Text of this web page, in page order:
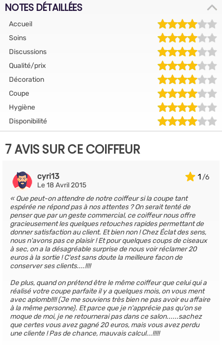
NOTES DÉTAILLÉES
Accueil
Soins
Discussions
Qualité/prix
Décoration
Coupe
Hygiène
Disponibilité
7 AVIS SUR CE COIFFEUR
1
cyri13
Le 18 Avril 2015
Que peut-on attendre de notre coiffeur si la coupe tant
espérée ne répond pas à nos attentes ? On serait tenté de
penser que par un geste commercial, ce coiffeur nous offre
gracieusement les quelques retouches rapides permettant de
donner satisfaction au client. Et bien non ! Chez Éclat des sens,
nous n'avons pas ce plaisir ! Et pour quelques coups de ciseaux
à sec, on a la désagréable surprise de nous voir réclamer 20
euros à la sortie ! C'est sans doute la meilleure facon de
conserver ses clients....!!!!
De plus, quand on prétend être le même coiffeur que celui qui a
réalisé votre coupe parfaite il y a quelques mois, on vous ment
avec aplomb!!!! (Je me souviens très bien ne pas avoir eu affaire
à la même personne). Et parce que je n'apprécie pas qu'on se
moque de moi, je ne retournerai pas dans ce salon......sachez
que certes vous avez gagné 20 euros, mais vous avez perdu
une cliente ! Pas de chance, mauvais calcul...!!!!!